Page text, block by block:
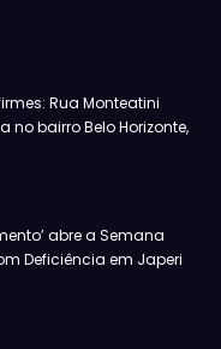
Rua Monteatini
bairro Belo Horizonte,
abre a Semana
Deficiência em Japeri